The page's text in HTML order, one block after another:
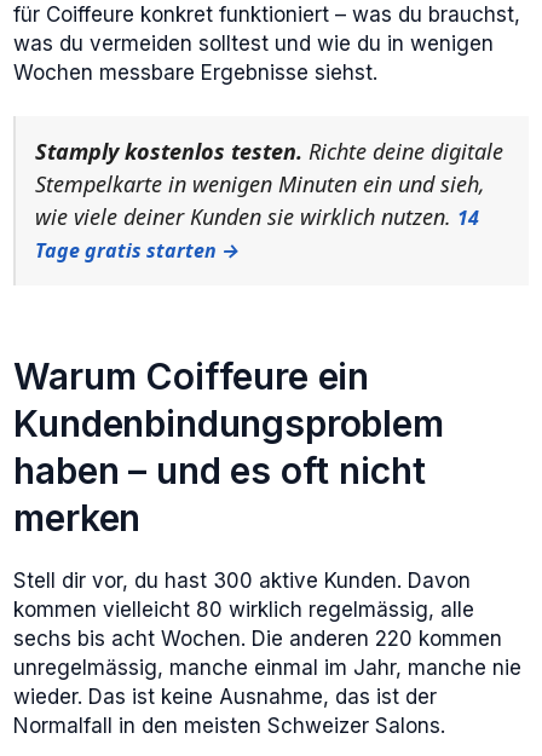
für Coiffeure konkret funktioniert – was du brauchst,
was du vermeiden solltest und wie du in wenigen
Wochen messbare Ergebnisse siehst.
Stamply kostenlos testen. Richte deine digitale
Stempelkarte in wenigen Minuten ein und sieh,
wie viele deiner Kunden sie wirklich nutzen. 14
Tage gratis starten →
Warum Coiffeure ein
Kundenbindungsproblem
haben – und es oft nicht
merken
Stell dir vor, du hast 300 aktive Kunden. Davon
kommen vielleicht 80 wirklich regelmässig, alle
sechs bis acht Wochen. Die anderen 220 kommen
unregelmässig, manche einmal im Jahr, manche nie
wieder. Das ist keine Ausnahme, das ist der
Normalfall in den meisten Schweizer Salons.